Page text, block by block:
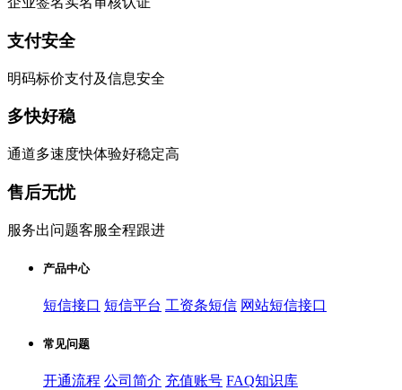
支付安全
明码标价支付及信息安全
多快好稳
通道多速度快体验好稳定高
售后无忧
服务出问题客服全程跟进
产品中心
短信接口 短信平台 工资条短信 网站短信接口
常见问题
开通流程 公司简介 充值账号 FAQ知识库